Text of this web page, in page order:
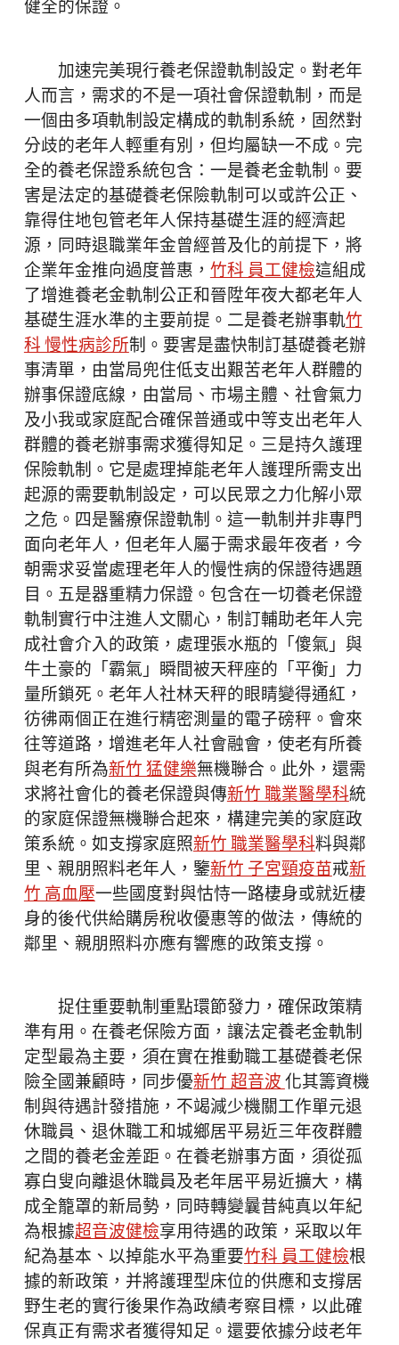
健全的保證。
加速完美現行養老保證軌制設定。對老年
人而言，需求的不是一項社會保證軌制，而是
一個由多項軌制設定構成的軌制系統，固然對
分歧的老年人輕重有別，但均屬缺一不成。完
全的養老保證系統包含：一是養老金軌制。要
害是法定的基礎養老保險軌制可以或許公正、
靠得住地包管老年人保持基礎生涯的經濟起
源，同時退職業年金曾經普及化的前提下，將
企業年金推向過度普惠， 竹科 員工健檢這組成
了增進養老金軌制公正和晉陞年夜大都老年人
基礎生涯水準的主要前提。二是養老辦事軌竹
科 慢性病診所制。要害是盡快制訂基礎養老辦
事清單，由當局兜住低支出艱苦老年人群體的
辦事保證底線，由當局、市場主體、社會氣力
及小我或家庭配合確保普通或中等支出老年人
群體的養老辦事需求獲得知足。三是持久護理
保險軌制。它是處理掉能老年人護理所需支出
起源的需要軌制設定，可以民眾之力化解小眾
之危。四是醫療保證軌制。這一軌制并非專門
面向老年人，但老年人屬于需求最年夜者，今
朝需求妥當處理老年人的慢性病的保證待遇題
目。五是器重精力保證。包含在一切養老保證
軌制實行中注進人文關心，制訂輔助老年人完
成社會介入的政策，處理張水瓶的「傻氣」與
牛土豪的「霸氣」瞬間被天秤座的「平衡」力
量所鎖死。老年人社林天秤的眼睛變得通紅，
彷彿兩個正在進行精密測量的電子磅秤。會來
往等道路，增進老年人社會融會，使老有所養
與老有所為新竹 猛健樂無機聯合。此外，還需
求將社會化的養老保證與傳新竹 職業醫學科統
的家庭保證無機聯合起來，構建完美的家庭政
策系統。如支撐家庭照新竹 職業醫學科料與鄰
里、親朋照料老年人，鑒新竹 子宮頸疫苗戒新
竹 高血壓一些國度對與怙恃一路棲身或就近棲
身的後代供給購房稅收優惠等的做法，傳統的
鄰里、親朋照料亦應有響應的政策支撐。
捉住重要軌制重點環節發力，確保政策精
準有用。在養老保險方面，讓法定養老金軌制
定型最為主要，須在實在推動職工基礎養老保
險全國兼顧時，同步優新竹 超音波化其籌資機
制與待遇計發措施，不竭減少機關工作單元退
休職員、退休職工和城鄉居平易近三年夜群體
之間的養老金差距。在養老辦事方面，須從孤
寡白叟向離退休職員及老年居平易近擴大，構
成全籠罩的新局勢，同時轉變曩昔純真以年紀
為根據超音波健檢享用待遇的政策，采取以年
紀為基本、以掉能水平為重要竹科 員工健檢根
據的新政策，并將護理型床位的供應和支撐居
野生老的實行後果作為政績考察目標，以此確
保真正有需求者獲得知足。還要依據分歧老年